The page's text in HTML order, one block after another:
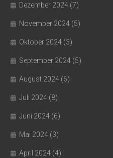
Dezember 2024 (7)
November 2024 (5)
Oktober 2024 (3)
September 2024 (5)
August 2024 (6)
Juli 2024 (8)
Juni 2024 (6)
Mai 2024 (3)
April 2024 (4)